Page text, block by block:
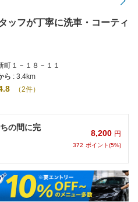
ッフが丁寧に洗車・コーティ
町１－１８－１１
ら : 3.4km
（2件）
の間に完
8,200 円
372 ポイント(5%)